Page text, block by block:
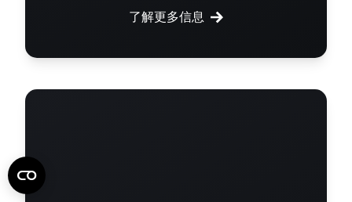
了解更多信息